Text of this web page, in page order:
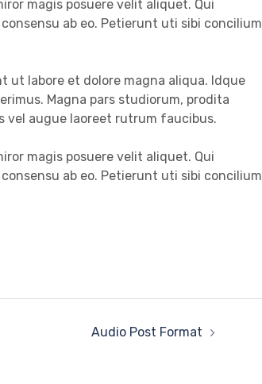
magis posuere velit aliquet. Qui
ab eo. Petierunt uti sibi concilium
ut labore et dolore magna aliqua. Idque
Magna pars studiorum, prodita
vel augue laoreet rutrum faucibus.
magis posuere velit aliquet. Qui
ab eo. Petierunt uti sibi concilium
Audio Post Format